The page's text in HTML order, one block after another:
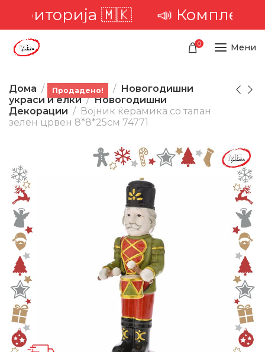
територија 🇲🇰 📣
0 Мени
Дома Производи
Новогодишни
украси и елки
Новогодишни
Декорации
Војник ќерамика со тапан
зелен црвен 8*8*25см 74771
Продадено!